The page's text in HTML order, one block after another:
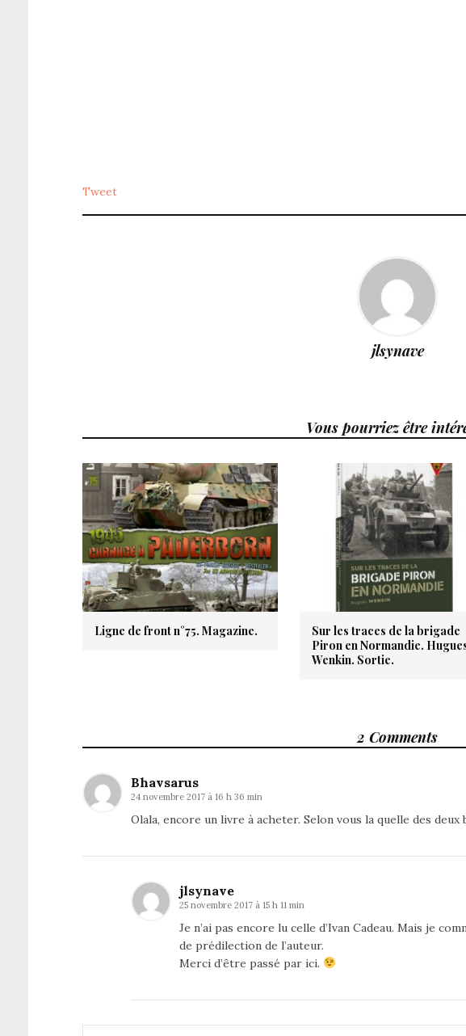
Tweet
jlsynave
Vous pourriez être
Ligne de front n°75. Magazine.
Sur les traces de la brigade
Piron en Normandie.
Wenkin. Sortie.
2 Comments
Bhavsarus
24 novembre 2017 à 16 h 36 min
Olala, encore un livre à acheter. Selon vous la quelle des
jlsynave
25 novembre 2017 à 15 h 11 min
Je n’ai pas encore lu celle d’Ivan Cadeau. Mais je
de prédilection de l’auteur.
Merci d’être passé par ici.